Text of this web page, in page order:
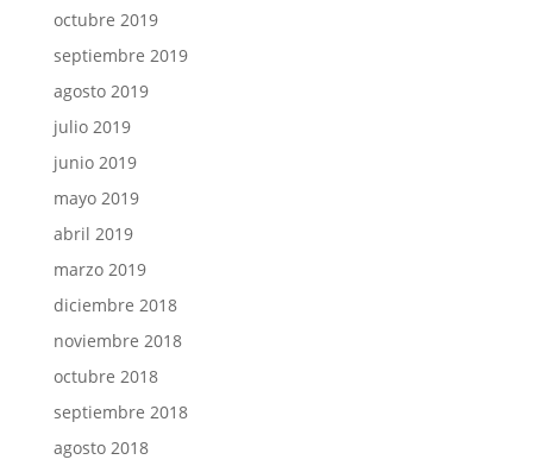
octubre 2019
septiembre 2019
agosto 2019
julio 2019
junio 2019
mayo 2019
abril 2019
marzo 2019
diciembre 2018
noviembre 2018
octubre 2018
septiembre 2018
agosto 2018